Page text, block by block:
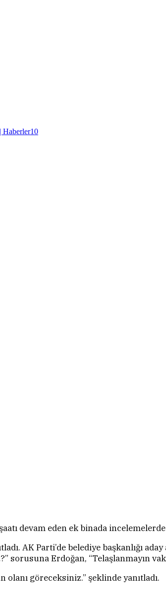
devam eden ek binada
AK Parti’de belediye başkanlığı
Erdoğan, “Telaşlanmayın
göreceksiniz.” şeklinde yanıtladı.